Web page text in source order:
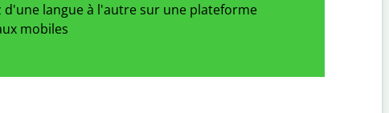
d'une langue à l'autre sur une plateforme
mobiles